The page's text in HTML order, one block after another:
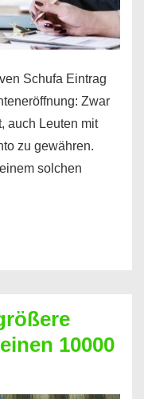
Schufa Eintrag
Zwar
auch Leuten mit
zu gewähren.
solchen
10000